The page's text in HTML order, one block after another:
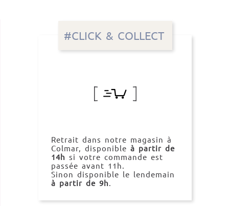
#CLICK & COLLECT
Retrait dans notre magasin à
Colmar, disponible à partir de
14h si votre commande est
passée avant 11h.
Sinon disponible le lendemain
à partir de 9h.